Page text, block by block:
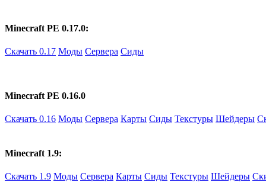
Minecraft PE 0.17.0:
Скачать 0.17 Моды Сервера Сиды
Minecraft PE 0.16.0
Скачать 0.16 Моды Сервера Карты Сиды Текстуры Шейдеры
Minecraft 1.9:
Скачать 1.9 Моды Сервера Карты Сиды Текстуры Шейдеры